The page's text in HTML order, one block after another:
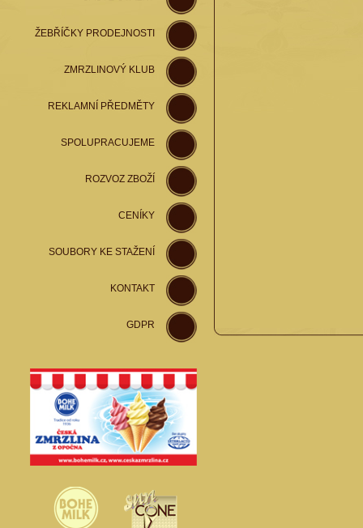
ŽEBŘÍČKY PRODEJNOSTI
ZMRZLINOVÝ KLUB
REKLAMNÍ PŘEDMĚTY
SPOLUPRACUJEME
ROZVOZ ZBOŽÍ
CENÍKY
SOUBORY KE STAŽENÍ
KONTAKT
GDPR